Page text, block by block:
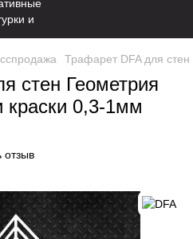
Трафарет DFA для
стен Геометрия
краски 0,3-1мм
отзыв